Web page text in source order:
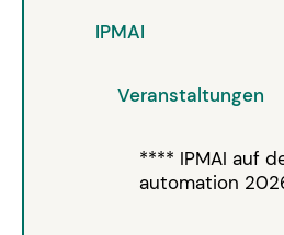
IPMAI
Veranstaltungen
**** IPMAI auf
automation